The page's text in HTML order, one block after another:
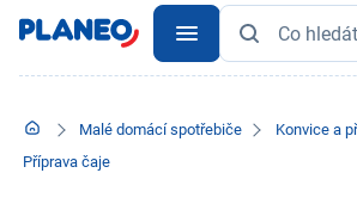
Malé domácí spotřebiče
Konvice a
Příprava čaje